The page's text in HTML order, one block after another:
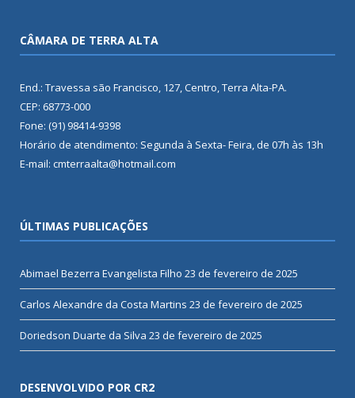
CÂMARA DE TERRA ALTA
End.: Travessa são Francisco, 127, Centro, Terra Alta-PA.
CEP: 68773-000
Fone: (91) 98414-9398
Horário de atendimento: Segunda à Sexta- Feira, de 07h às 13h
E-mail: cmterraalta@hotmail.com
ÚLTIMAS PUBLICAÇÕES
Abimael Bezerra Evangelista Filho 23 de fevereiro de 2025
Carlos Alexandre da Costa Martins 23 de fevereiro de 2025
Doriedson Duarte da Silva 23 de fevereiro de 2025
DESENVOLVIDO POR CR2